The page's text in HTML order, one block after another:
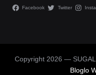
Facebook Twitter
Copyright 2026 —
Bloglo